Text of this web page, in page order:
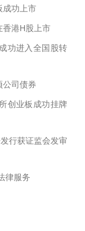
成功上市
香港H股上市
功进入全国股转
公司债券
创业板成功挂牌
行获证监会发审
律服务